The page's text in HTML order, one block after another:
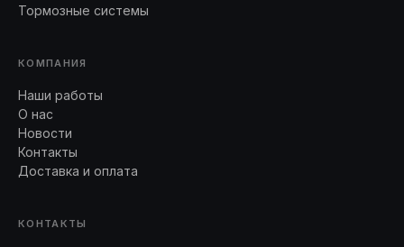
Тормозные системы
КОМПАНИЯ
Наши работы
О нас
Новости
Контакты
Доставка и оплата
КОНТАКТЫ